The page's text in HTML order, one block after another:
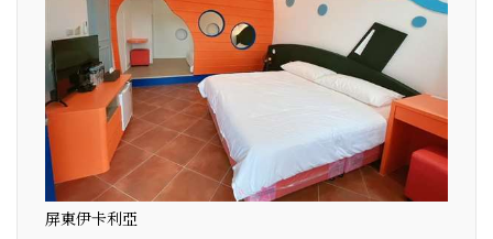
屏東伊卡利亞